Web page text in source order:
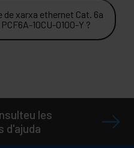
de xarxa ethernet Cat. 6a
10CU-0100-Y ?
les
d'ajuda